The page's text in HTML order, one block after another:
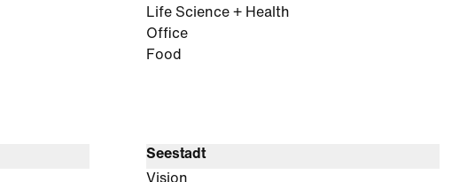
Life Science + Health
Office
Food
Seestadt